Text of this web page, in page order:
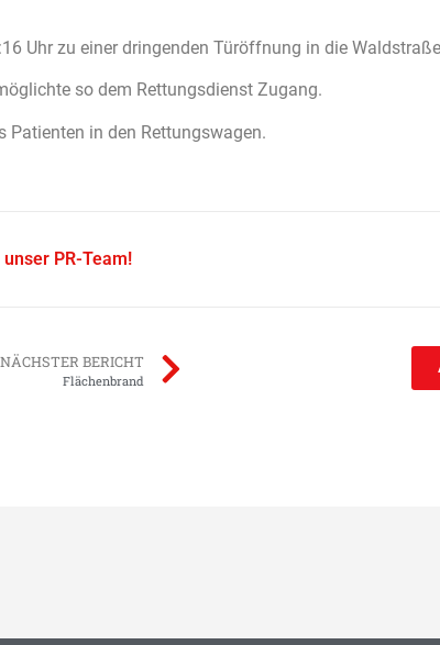
Uhr zu einer dringenden Türöffnung in die
so dem Rettungsdienst Zugang.
Patienten in den Rettungswagen.
PR-Team!
NÄCHSTER BERICHT
Flächenbrand